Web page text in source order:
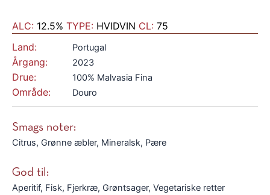
ALC: 12.5% TYPE: HVIDVIN CL: 75
Land:
Portugal
Årgang: 2023
Drue: 100% Malvasia Fina
Område: Douro
Smags noter:
Citrus, Grønne æbler, Mineralsk, Pære
God til:
Aperitif, Fisk, Fjerkræ, Grøntsager, Vegetariske retter